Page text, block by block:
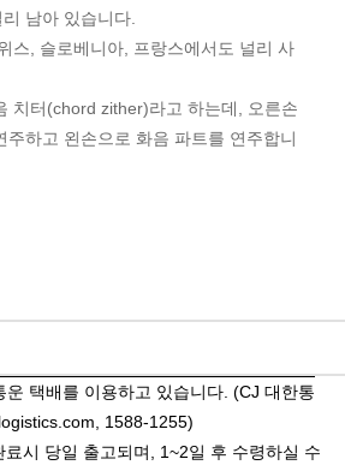
남아 있습니다.
스, 슬로베니아, 프랑스에서도 널리 사
치터(chord zither)라고 하는데, 오른손
주하고 왼손으로 화음 파트를 연주합니
운 택배를 이용하고 있습니다. (CJ 대한통
, 1588-1255)
시 당일 출고되며, 1~2일 후 수령하실 수